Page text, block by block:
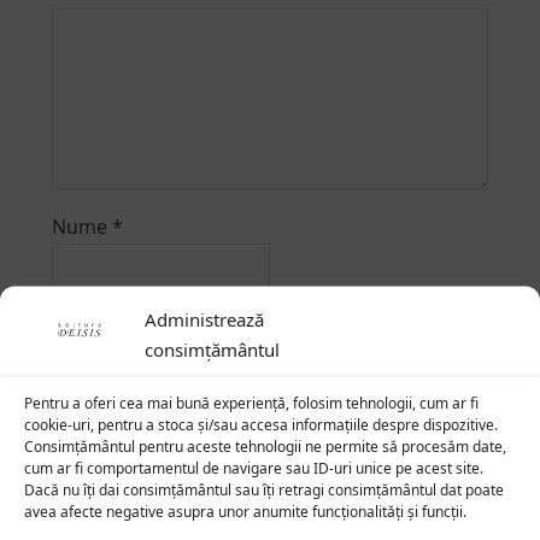
Administrează
consimțământul
Pentru a oferi cea mai bună experiență, folosim tehnologii, cum ar fi
cookie-uri, pentru a stoca și/sau accesa informațiile despre dispozitive.
Consimțământul pentru aceste tehnologii ne permite să procesăm date,
cum ar fi comportamentul de navigare sau ID-uri unice pe acest site.
Dacă nu îți dai consimțământul sau îți retragi consimțământul dat poate
avea afecte negative asupra unor anumite funcționalități și funcții.
Nume *